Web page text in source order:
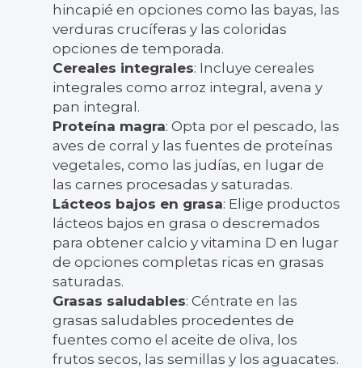
hincapié en opciones como las bayas, las
verduras crucíferas y las coloridas
opciones de temporada.
Cereales integrales: Incluye cereales
integrales como arroz integral, avena y
pan integral.
Proteína magra: Opta por el pescado, las
aves de corral y las fuentes de proteínas
vegetales, como las judías, en lugar de
las carnes procesadas y saturadas.
Lácteos bajos en grasa: Elige productos
lácteos bajos en grasa o descremados
para obtener calcio y vitamina D en lugar
de opciones completas ricas en grasas
saturadas.
Grasas saludables: Céntrate en las
grasas saludables procedentes de
fuentes como el aceite de oliva, los
frutos secos, las semillas y los aguacates.